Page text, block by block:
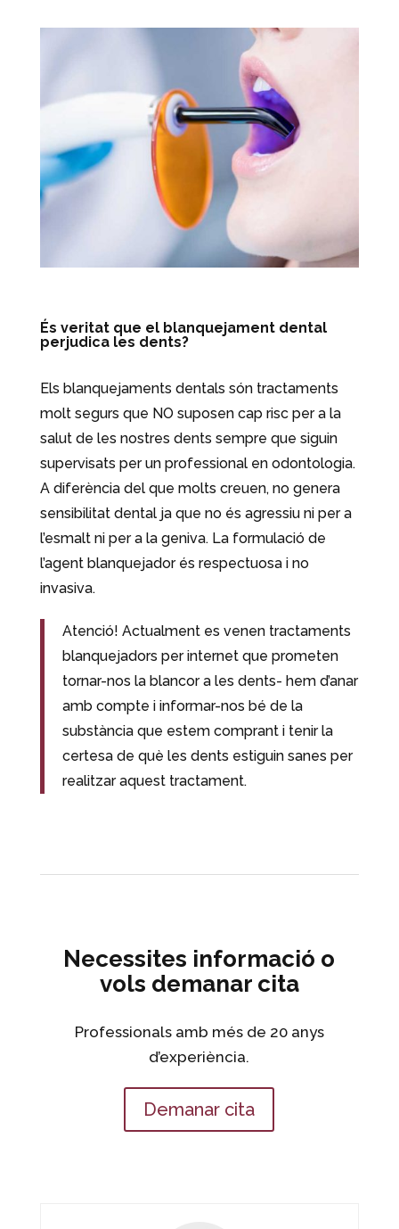
És veritat que el blanquejament dental
perjudica les dents?
Els blanquejaments dentals són tractaments
molt segurs que NO suposen cap risc per a la
salut de les nostres dents sempre que siguin
supervisats per un professional en odontologia.
A diferència del que molts creuen, no genera
sensibilitat dental ja que no és agressiu ni per a
l’esmalt ni per a la geniva. La formulació de
l’agent blanquejador és respectuosa i no
invasiva.
Atenció! Actualment es venen tractaments
blanquejadors per internet que prometen
tornar-nos la blancor a les dents- hem d’anar
amb compte i informar-nos bé de la
substància que estem comprant i tenir la
certesa de què les dents estiguin sanes per
realitzar aquest tractament.
Necessites informació o
vols demanar cita
Professionals amb més de 20 anys
d’experiència.
Demanar cita